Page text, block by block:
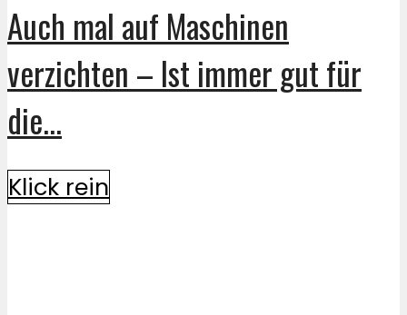
Auch mal auf Maschinen
verzichten – Ist immer gut für
die...
Klick rein